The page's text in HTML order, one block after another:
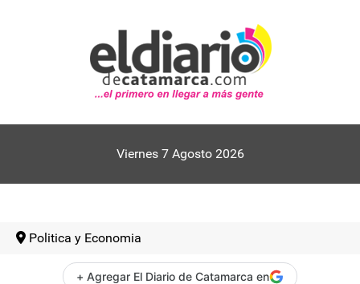
Viernes 7 Agosto 2026
Politica y Economia
+ Agregar El Diario de Catamarca en